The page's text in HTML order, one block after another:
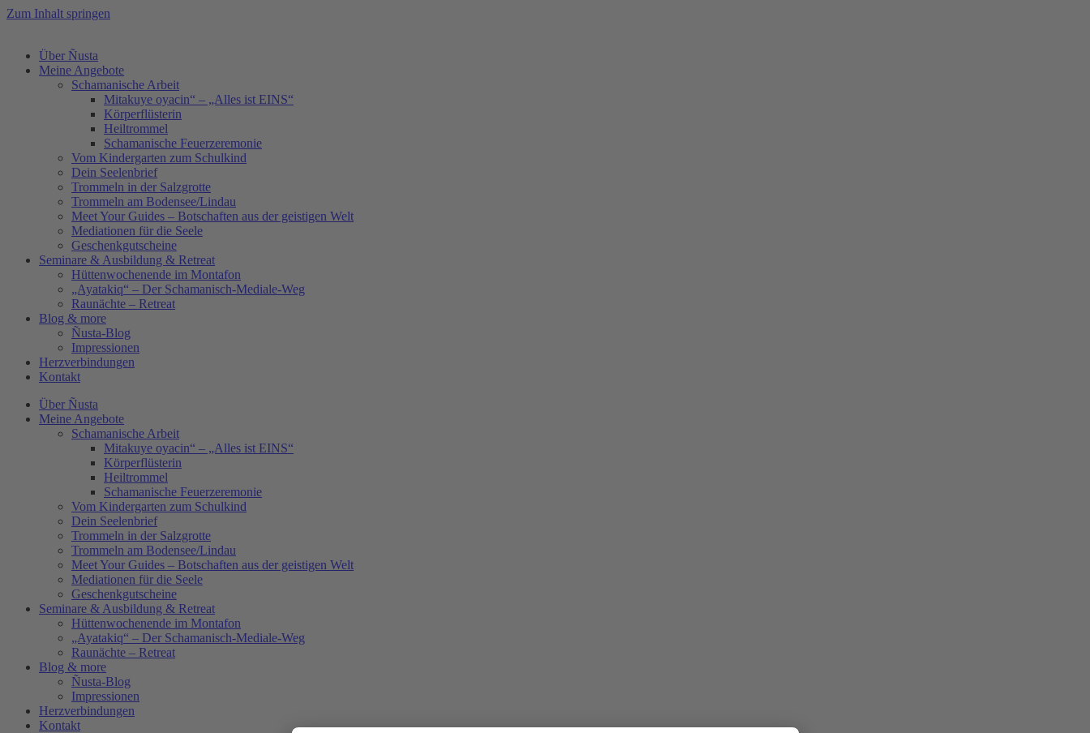
Zum Inhalt springen
Über Ñusta
Meine Angebote
Schamanische Arbeit
Mitakuye oyacin“ – „Alles ist EINS“
Körperflüsterin
Heiltrommel
Schamanische Feuerzeremonie
Vom Kindergarten zum Schulkind
Dein Seelenbrief
Trommeln in der Salzgrotte
Trommeln am Bodensee/Lindau
Meet Your Guides – Botschaften aus der geistigen Welt
Mediationen für die Seele
Geschenkgutscheine
Seminare & Ausbildung & Retreat
Hüttenwochenende im Montafon
„Ayatakiq“ – Der Schamanisch-Mediale-Weg
Raunächte – Retreat
Blog & more
Ñusta-Blog
Impressionen
Herzverbindungen
Kontakt
Über Ñusta
Meine Angebote
Schamanische Arbeit
Mitakuye oyacin“ – „Alles ist EINS“
Körperflüsterin
Heiltrommel
Schamanische Feuerzeremonie
Vom Kindergarten zum Schulkind
Dein Seelenbrief
Trommeln in der Salzgrotte
Trommeln am Bodensee/Lindau
Meet Your Guides – Botschaften aus der geistigen Welt
Mediationen für die Seele
Geschenkgutscheine
Seminare & Ausbildung & Retreat
Hüttenwochenende im Montafon
„Ayatakiq“ – Der Schamanisch-Mediale-Weg
Raunächte – Retreat
Blog & more
Ñusta-Blog
Impressionen
Herzverbindungen
Kontakt